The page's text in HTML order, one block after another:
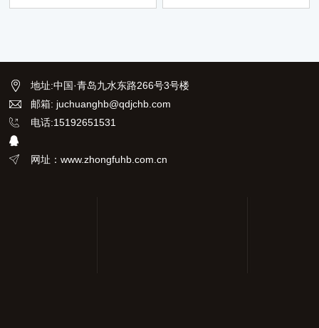
球菌及其它致病菌等）分离鉴
医、植物的病原菌和环境菌的检
测。
地址:中国·青岛九水东路266号3号楼
邮箱: juchuanghb@qdjchb.com
电话:15192651531
网址：www.zhongfuhb.com.cn